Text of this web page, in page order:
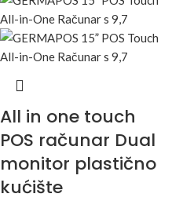
All in one touch
POS računar Dual
monitor plastično
kućište